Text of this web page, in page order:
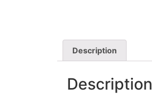
Description
Description